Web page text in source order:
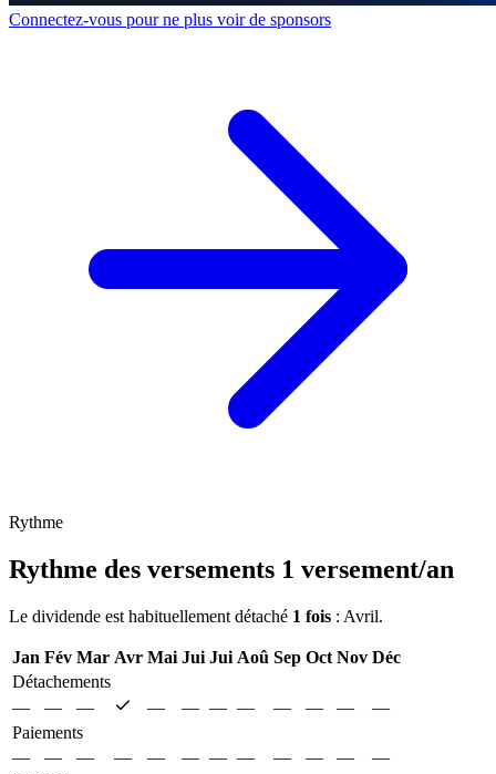
Connectez-vous pour ne plus voir de sponsors
Rythme
Rythme des versements 1 versement/an
Le dividende est habituellement détaché 1 fois : Avril.
Jan Fév Mar Avr Mai Jui Jui Aoû Sep Oct Nov Déc
Détachements
—
— — — — — — — — —
—
Paiements
—
— — — — — — — — — —
—